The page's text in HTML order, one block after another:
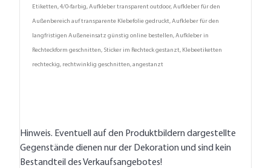
Etiketten, 4/0-farbig, Aufkleber transparent outdoor, Aufkleber für den
Außenbereich auf transparente Klebefolie gedruckt, Aufkleber für den
langfristigen Außeneinsatz günstig online bestellen, Aufkleber in
Rechteckform geschnitten, Sticker im Rechteck gestanzt, Klebeetiketten
rechteckig, rechtwinklig geschnitten, angestanzt
Hinweis. Eventuell auf den Produktbildern dargestellte
Gegenstände dienen nur der Dekoration und sind kein
Bestandteil des Verkaufsangebotes!